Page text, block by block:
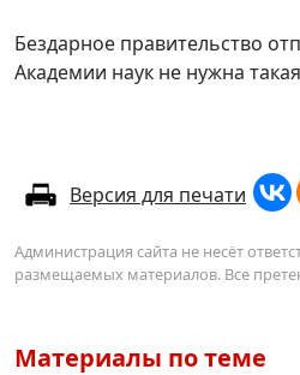
Бездарное правительство
Академии наук не нужна
Версия для печати
Администрация сайта не несёт
размещаемых материалов. Все
Материалы по теме